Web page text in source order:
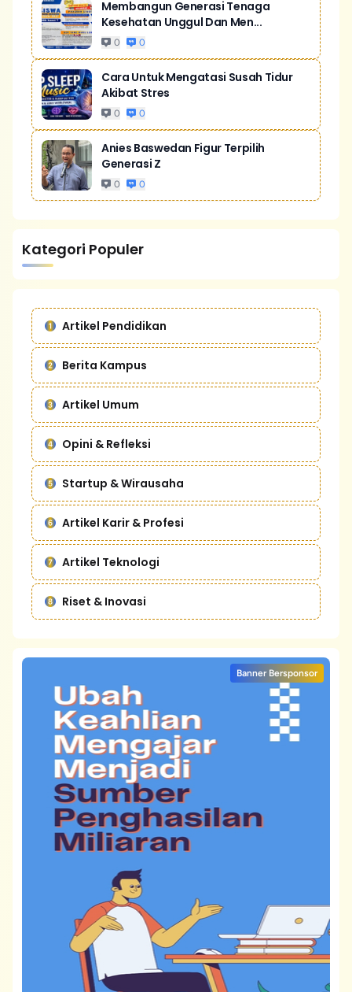
Membangun Generasi Tenaga
Kesehatan Unggul Dan Men...
0 0
Cara Untuk Mengatasi Susah Tidur
Akibat Stres
0 0
Anies Baswedan Figur Terpilih
Generasi Z
0 0
Kategori Populer
Artikel Pendidikan
Berita Kampus
Artikel Umum
Opini & Refleksi
Startup & Wirausaha
Artikel Karir & Profesi
Artikel Teknologi
Riset & Inovasi
Banner Bersponsor